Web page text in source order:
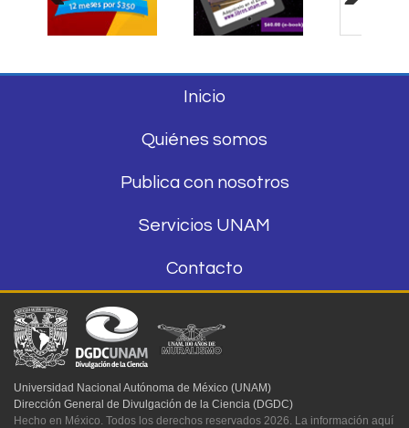
Inicio
Quiénes somos
Publica con nosotros
Servicios UNAM
Contacto
Universidad Nacional Autónoma de México (UNAM)
Dirección General de Divulgación de la Ciencia (DGDC)
Hecho en México. Todos los derechos reservados 2026. La información aquí